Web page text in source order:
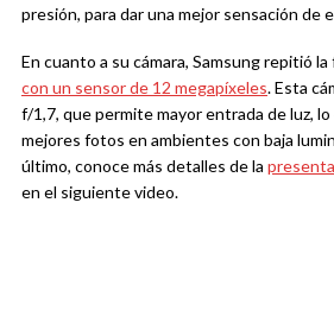
presión, para dar una mejor sensación de
En cuanto a su cámara, Samsung repitió la
con un sensor de 12 megapíxeles. Esta
f/1,7, que permite mayor entrada de luz,
mejores fotos en ambientes con baja
último, conoce más detalles de la
en el siguiente video.